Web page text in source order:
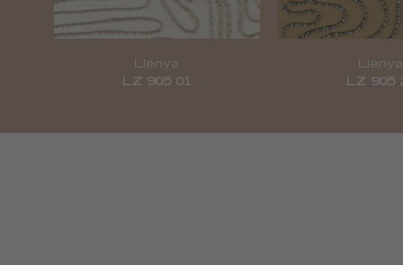
Llenya
LZ 905 01
Llenya
LZ 905